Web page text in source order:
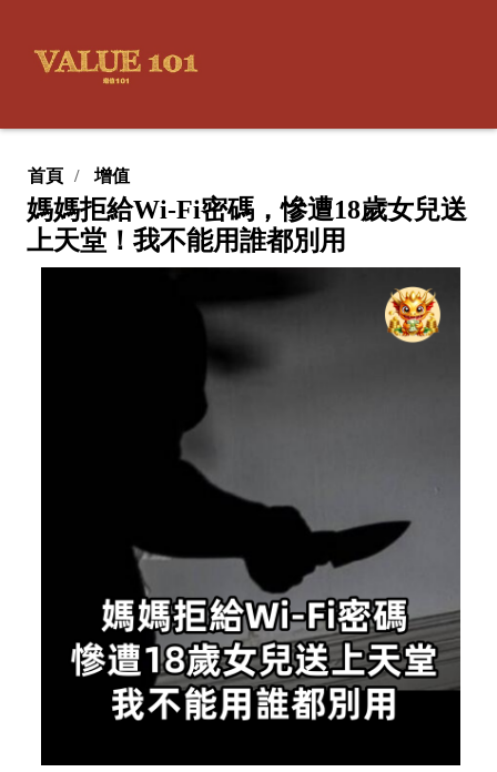
首頁 增值
媽媽拒給Wi-Fi密碼，慘遭18歲女兒送
上天堂！我不能用誰都別用